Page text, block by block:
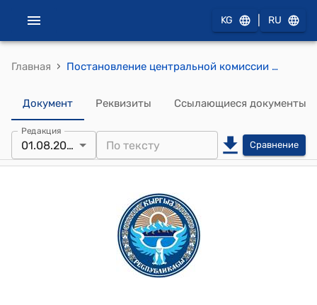
KG RU
Главная › Постановление центральной комиссии по выборам и проведению референдумов КР от 1 августа 2011 года № 74 "О Комиссии по языку"
Документ Реквизиты Ссылающиеся документы
Редакция
01.08.2011 Сравнение